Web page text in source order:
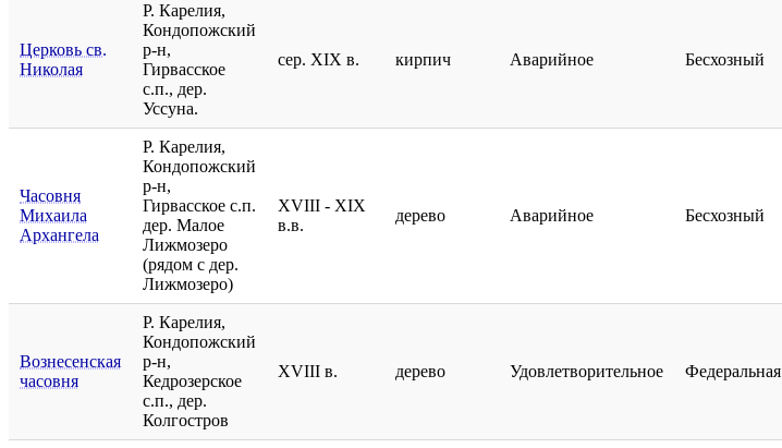
Церковь св.
Николая
Р. Карелия,
Кондопожский
р-н,
Гирвасское
с.п., дер.
Уссуна.
сер. XIX в. кирпич Аварийное Бесхозный
Часовня
Михаила
Архангела
Р. Карелия,
Кондопожский
р-н,
Гирвасское с.п.
дер. Малое
Лижмозеро
(рядом с дер.
Лижмозеро)
XVIII - XIX
в.в.
дерево Аварийное Бесхозный
Вознесенская
часовня
Р. Карелия,
Кондопожский
р-н,
Кедрозерское
с.п., дер.
Колгостров
XVIII в. дерево Удовлетворительное Федеральная